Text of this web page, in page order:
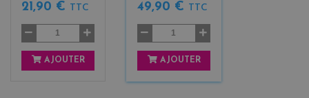
21,90 € TTC
AJOUTER
49,90 € TTC
AJOUTER